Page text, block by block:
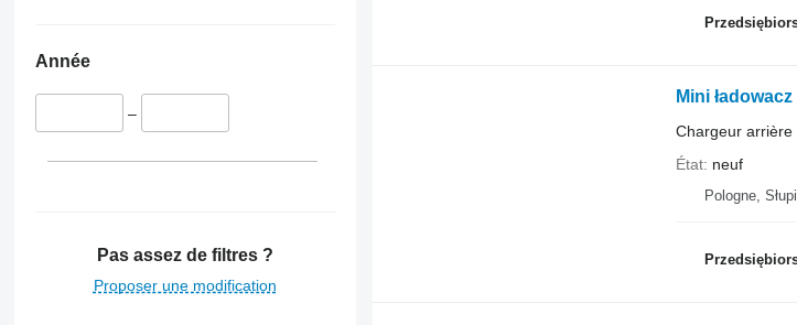
Année
–
Pas assez de filtres ?
Proposer une modification
Mini
Chargeur arrière
État neuf
Pologne,